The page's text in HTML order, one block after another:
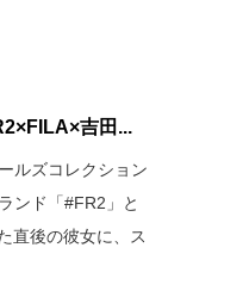
吉田...
ルズコレクション
ンド「#FR2」と
直後の彼女に、ス